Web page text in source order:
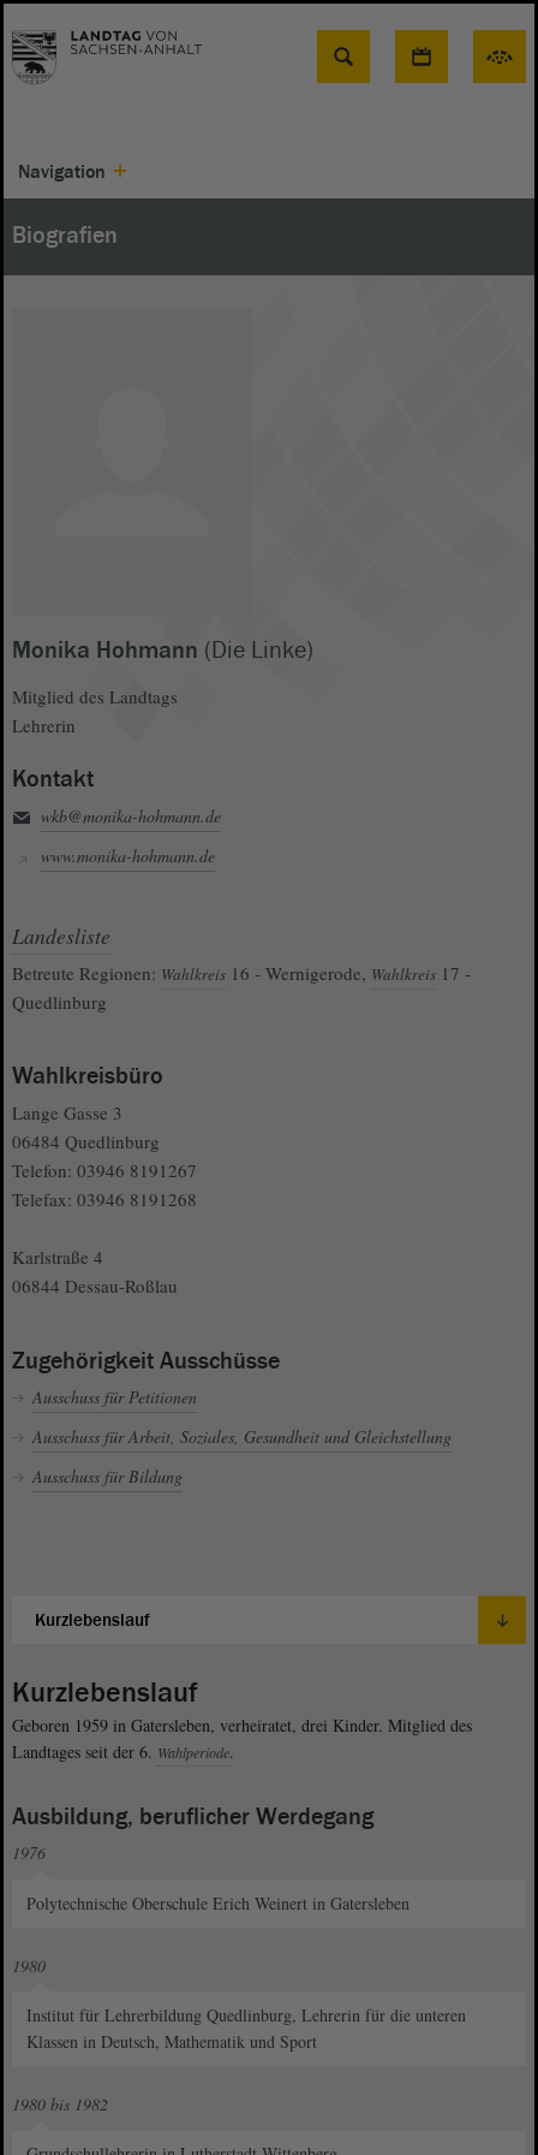
Suche
Navigation
Biografien
Monika Hohmann (Die Linke)
Mitglied des Landtags
Lehrerin
Kontakt
wkb@monika-hohmann.de
www.monika-hohmann.de
Landesliste
Betreute Regionen: Wahlkreis 16 - Wernigerode, Wahlkreis 17 -
Quedlinburg
Wahlkreisbüro
Lange Gasse 3
06484 Quedlinburg
Telefon: 03946 8191267
Telefax: 03946 8191268
Karlstraße 4
06844 Dessau-Roßlau
Zugehörigkeit Ausschüsse
Ausschuss für Petitionen
Ausschuss für Arbeit, Soziales, Gesundheit und Gleichstellung
Ausschuss für Bildung
Kurzlebenslauf
Geboren 1959 in Gatersleben, verheiratet, drei Kinder. Mitglied des
Landtages seit der 6. Wahlperiode.
Ausbildung, beruflicher Werdegang
1976
Polytechnische Oberschule Erich Weinert in Gatersleben
1980
Institut für Lehrerbildung Quedlinburg, Lehrerin für die unteren
Klassen in Deutsch, Mathematik und Sport
1980 bis 1982